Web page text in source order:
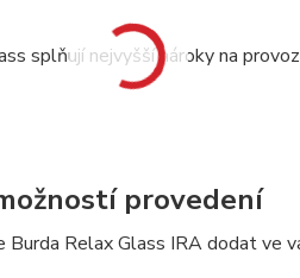
splňují nejvyšší nároky na
provedení
Burda Relax Glass IRA dodat